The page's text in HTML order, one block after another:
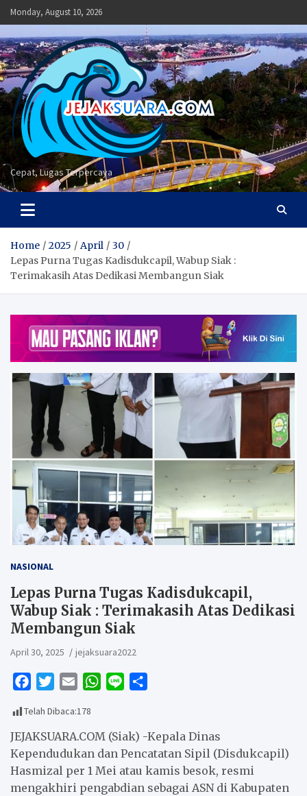
Skip
to
content
Monday, August 10, 2026
Cepat, Lugas Terpercaya
Home 2025 April
30
Lepas Purna Tugas Kadisdukcapil, Wabup Siak :
Terimakasih Atas Dedikasi Membangun Siak
NASIONAL
Lepas Purna Tugas Kadisdukcapil,
Wabup Siak : Terimakasih Atas Dedikasi
Membangun Siak
April 30, 2025 jejaksuara2022
c
e
b
o
o
i
t
t
e
r
a
i
l
W
t
s
A
p
e
r
e
Telah Dibaca:178
JEJAKSUARA.COM (Siak) -Kepala Dinas
Kependudukan dan Pencatatan Sipil (Disdukcapil)
Hasmizal per 1 Mei atau kamis besok, resmi
mengakhiri pengabdian sebagai ASN di Kabupaten